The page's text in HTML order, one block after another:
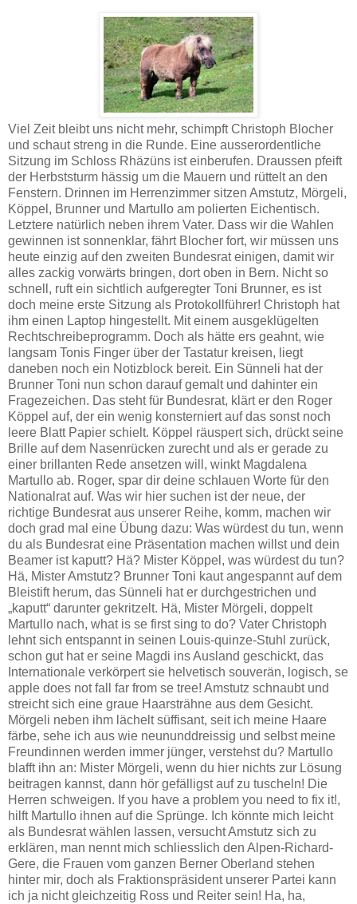
Viel Zeit bleibt uns nicht mehr, schimpft Christoph Blocher
und schaut streng in die Runde. Eine ausserordentliche
Sitzung im Schloss Rhäzüns ist einberufen. Draussen pfeift
der Herbststurm hässig um die Mauern und rüttelt an den
Fenstern. Drinnen im Herrenzimmer sitzen Amstutz, Mörgeli,
Köppel, Brunner und Martullo am polierten Eichentisch.
Letztere natürlich neben ihrem Vater. Dass wir die Wahlen
gewinnen ist sonnenklar, fährt Blocher fort, wir müssen uns
heute einzig auf den zweiten Bundesrat einigen, damit wir
alles zackig vorwärts bringen, dort oben in Bern. Nicht so
schnell, ruft ein sichtlich aufgeregter Toni Brunner, es ist
doch meine erste Sitzung als Protokollführer! Christoph hat
ihm einen Laptop hingestellt. Mit einem ausgeklügelten
Rechtschreibeprogramm. Doch als hätte ers geahnt, wie
langsam Tonis Finger über der Tastatur kreisen, liegt
daneben noch ein Notizblock bereit. Ein Sünneli hat der
Brunner Toni nun schon darauf gemalt und dahinter ein
Fragezeichen. Das steht für Bundesrat, klärt er den Roger
Köppel auf, der ein wenig konsterniert auf das sonst noch
leere Blatt Papier schielt. Köppel räuspert sich, drückt seine
Brille auf dem Nasenrücken zurecht und als er gerade zu
einer brillanten Rede ansetzen will, winkt Magdalena
Martullo ab. Roger, spar dir deine schlauen Worte für den
Nationalrat auf. Was wir hier suchen ist der neue, der
richtige Bundesrat aus unserer Reihe, komm, machen wir
doch grad mal eine Übung dazu: Was würdest du tun, wenn
du als Bundesrat eine Präsentation machen willst und dein
Beamer ist kaputt? Hä? Mister Köppel, was würdest du tun?
Hä, Mister Amstutz? Brunner Toni kaut angespannt auf dem
Bleistift herum, das Sünneli hat er durchgestrichen und
„kaputt“ darunter gekritzelt. Hä, Mister Mörgeli, doppelt
Martullo nach, what is se first sing to do? Vater Christoph
lehnt sich entspannt in seinen Louis-quinze-Stuhl zurück,
schon gut hat er seine Magdi ins Ausland geschickt, das
Internationale verkörpert sie helvetisch souverän, logisch, se
apple does not fall far from se tree! Amstutz schnaubt und
streicht sich eine graue Haarsträhne aus dem Gesicht.
Mörgeli neben ihm lächelt süffisant, seit ich meine Haare
färbe, sehe ich aus wie neununddreissig und selbst meine
Freundinnen werden immer jünger, verstehst du? Martullo
blafft ihn an: Mister Mörgeli, wenn du hier nichts zur Lösung
beitragen kannst, dann hör gefälligst auf zu tuscheln! Die
Herren schweigen. If you have a problem you need to fix it!,
hilft Martullo ihnen auf die Sprünge. Ich könnte mich leicht
als Bundesrat wählen lassen, versucht Amstutz sich zu
erklären, man nennt mich schliesslich den Alpen-Richard-
Gere, die Frauen vom ganzen Berner Oberland stehen
hinter mir, doch als Fraktionspräsident unserer Partei kann
ich ja nicht gleichzeitig Ross und Reiter sein! Ha, ha,